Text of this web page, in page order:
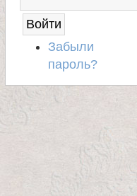
С
Забыли
пароль?